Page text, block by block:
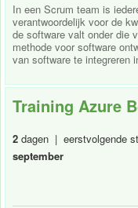
In een Scrum team is
verantwoordelijk voor de
de software valt onder die
methode voor software
van software te integreren
Training Azure
2 dagen | eerstvolgende
september